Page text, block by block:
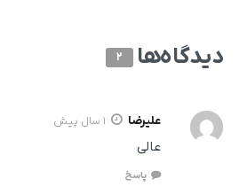
دیدگاه‌ها 2
علیرضا 1 سال پیش
عالی
پاسخ